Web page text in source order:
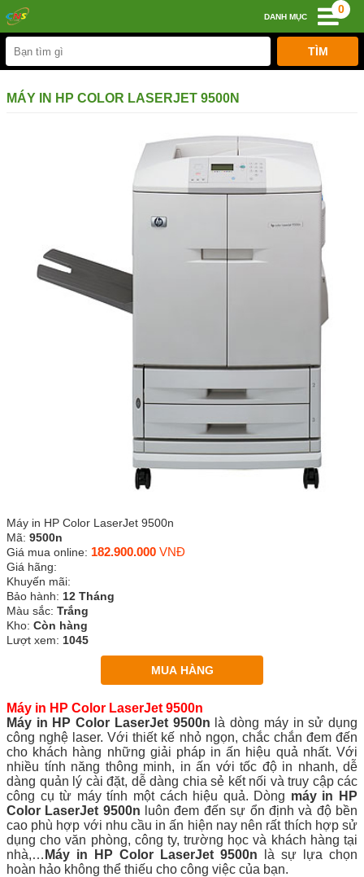
0
DANH MỤC
MÁY IN HP COLOR LASERJET 9500N
Máy in HP Color LaserJet 9500n
Mã: 9500n
Giá mua online: 182.900.000 VNĐ
Giá hãng:
Khuyến mãi:
Bảo hành: 12 Tháng
Màu sắc: Trắng
Kho: Còn hàng
Lượt xem: 1045
MUA HÀNG
Máy in HP Color LaserJet 9500n
Máy in HP Color LaserJet 9500n là dòng máy in sử dụng
công nghệ laser. Với thiết kế nhỏ ngọn, chắc chắn đem đến
cho khách hàng những giải pháp in ấn hiệu quả nhất. Với
nhiều tính năng thông minh, in ấn với tốc độ in nhanh, dễ
dàng quản lý cài đặt, dễ dàng chia sẻ kết nối và truy cập các
công cụ từ máy tính một cách hiệu quả. Dòng máy in HP
Color LaserJet 9500n luôn đem đến sự ổn định và độ bền
cao phù hợp với nhu cầu in ấn hiện nay nên rất thích hợp sử
dụng cho văn phòng, công ty, trường học và khách hàng tại
nhà,… Máy in HP Color LaserJet 9500n
là sự lựa chọn
hoàn hảo không thể thiếu cho công việc của bạn.